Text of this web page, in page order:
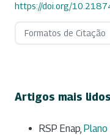
https://doi.org/
Formatos de Citação
Artigos mais
RSP Enap,